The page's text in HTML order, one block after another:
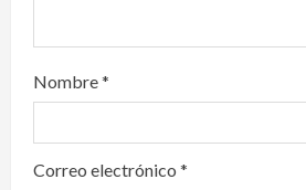
Nombre*
Correo electrónico *